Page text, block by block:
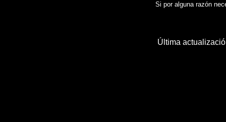
Si por alguna razón
Última